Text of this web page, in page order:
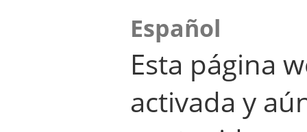
Español
Esta página
activada y